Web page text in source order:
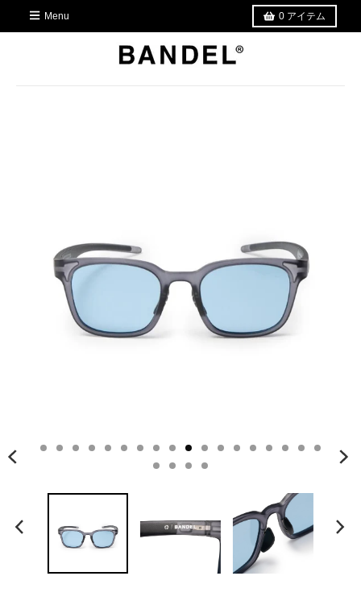
Menu 0 アイテム